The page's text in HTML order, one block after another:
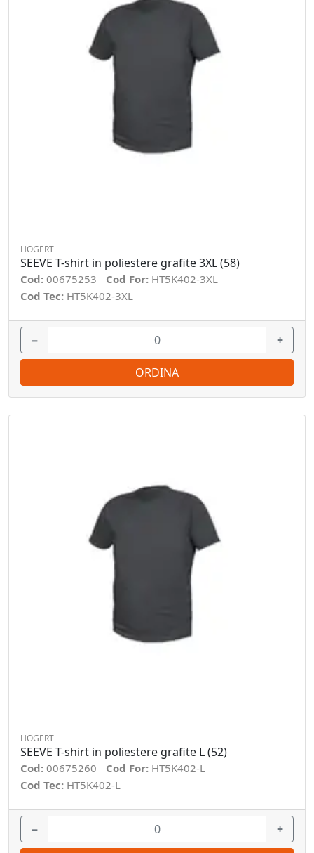
HOGERT
SEEVE T-shirt in poliestere grafite 3XL (58)
Cod: 00675253 Cod For: HT5K402-3XL
Cod Tec: HT5K402-3XL
− +
ORDINA
HOGERT
SEEVE T-shirt in poliestere grafite L (52)
Cod: 00675260 Cod For: HT5K402-L
Cod Tec: HT5K402-L
− +